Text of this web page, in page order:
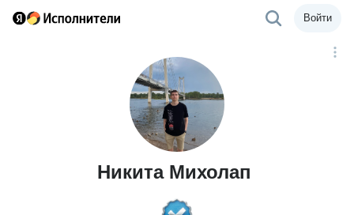
Войти
Никита Михолап